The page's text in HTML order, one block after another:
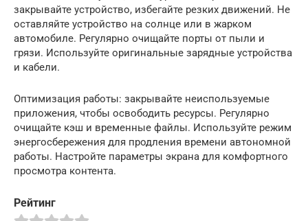
закрывайте устройство, избегайте резких движений. Не
оставляйте устройство на солнце или в жарком
автомобиле. Регулярно очищайте порты от пыли и
грязи. Используйте оригинальные зарядные устройства
и кабели.
Оптимизация работы: закрывайте неиспользуемые
приложения, чтобы освободить ресурсы. Регулярно
очищайте кэш и временные файлы. Используйте режим
энергосбережения для продления времени автономной
работы. Настройте параметры экрана для комфортного
просмотра контента.
Рейтинг